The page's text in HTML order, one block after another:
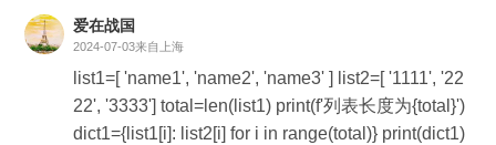
爱在战国
2024-07-03来自上海
list1=[ 'name1', 'name2', 'name3' ] list2=[ '1111', '22
22', '3333'] total=len(list1) print(f'列表长度为{total}')
dict1={list1[i]: list2[i] for i in range(total)} print(dict1)